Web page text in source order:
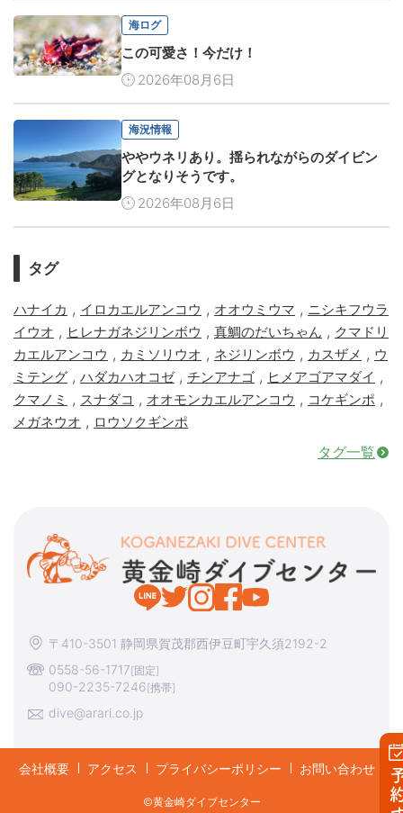
海ログ
この可愛さ！今だけ！
2026年08月6日
海況情報
ややウネリあり。揺られながらのダイビン
グとなりそうです。
2026年08月6日
タグ
ハナイカ , イロカエルアンコウ , オオウミウマ , ニシキフウラ
イウオ , ヒレナガネジリンボウ , 真鯛のだいちゃん , クマドリ
カエルアンコウ , カミソリウオ , ネジリンボウ , カスザメ , ウ
ミテング , ハダカハオコゼ, チンアナゴ , ヒメアゴアマダイ ,
クマノミ , スナダコ , オオモンカエルアンコウ , コケギンポ ,
メガネウオ , ロウソクギンポ
タグ一覧
〒410-3501 静岡県賀茂郡西伊豆町宇久須2192-2
0558-56-1717[固定]
090-2235-7246[携帯]
dive@arari.co.jp
会社概要 アクセス プライバシーポリシー お問い合わせ
©︎黄金崎ダイブセンター